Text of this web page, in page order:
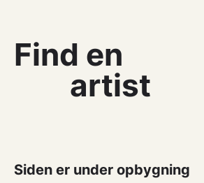
Find en
artist
Siden er under opbygning